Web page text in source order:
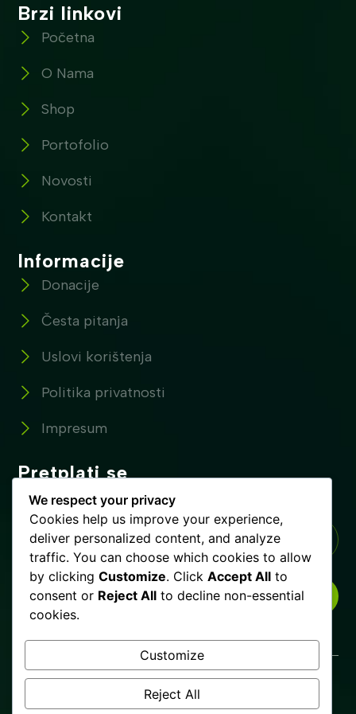
Brzi linkovi
Početna
O Nama
Shop
Portofolio
Novosti
Kontakt
Informacije
Donacije
Česta pitanja
Uslovi korištenja
Politika privatnosti
Impresum
Pretplati se
Pretplatite se na naše novosti !
PRETPLATI SE
Glista.ba © Copyrights 2025. Sva prava zadržana.
We respect your privacy
Cookies help us improve your experience,
deliver personalized content, and analyze
traffic. You can choose which cookies to allow
by clicking Customize. Click Accept All to
consent or Reject All to decline non-essential
cookies.
Customize
Reject All